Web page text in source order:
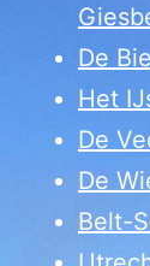
De
Het
De
De
Belt-